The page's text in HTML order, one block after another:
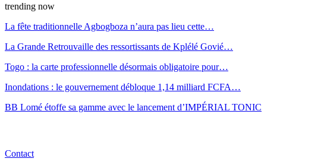
trending now
La fête traditionnelle Agbogboza n’aura pas lieu cette…
La Grande Retrouvaille des ressortissants de Kplélé Govié…
Togo : la carte professionnelle désormais obligatoire pour…
Inondations : le gouvernement débloque 1,14 milliard FCFA…
BB Lomé étoffe sa gamme avec le lancement d’IMPÉRIAL TONIC
Contact